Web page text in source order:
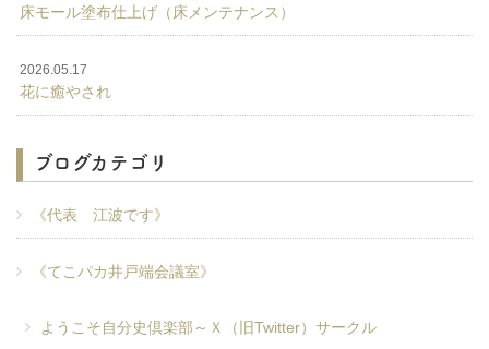
床モール塗布仕上げ（床メンテナンス）
2026.05.17
花に癒やされ
ブログカテゴリ
《代表 江波です》
《てこパカ井戸端会議室》
ようこそ自分史倶楽部～Ｘ（旧Twitter）サークル